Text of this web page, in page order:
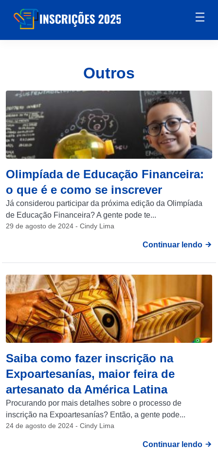
Outros
Olimpíada de Educação Financeira:
o que é e como se inscrever
Já considerou participar da próxima edição da Olimpíada
de Educação Financeira? A gente pode te...
29 de agosto de 2024 - Cindy Lima
Continuar lendo
Saiba como fazer inscrição na
Expoartesanías, maior feira de
artesanato da América Latina
Procurando por mais detalhes sobre o processo de
inscrição na Expoartesanías? Então, a gente pode...
24 de agosto de 2024 - Cindy Lima
Continuar lendo